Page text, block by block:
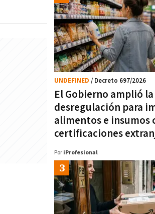
El Gobierno amplió la
desregulación para
alimentos e insumos
certificaciones
UNDEFINED / Decreto 697/2026
Por iProfesional